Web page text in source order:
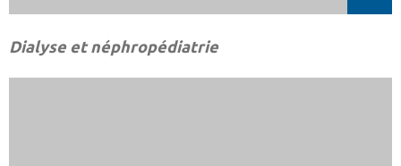
Dialyse et néphropédiatrie